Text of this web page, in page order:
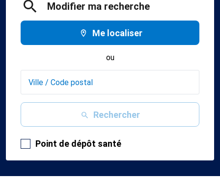
Modifier ma recherche
Me localiser
ou
Rechercher
Point de dépôt santé